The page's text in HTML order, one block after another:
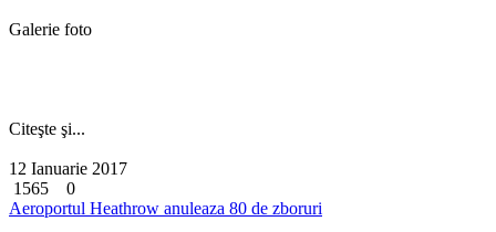
Galerie foto
Citeşte şi...
12 Ianuarie 2017
1565
0
Aeroportul Heathrow anuleaza 80 de zboruri